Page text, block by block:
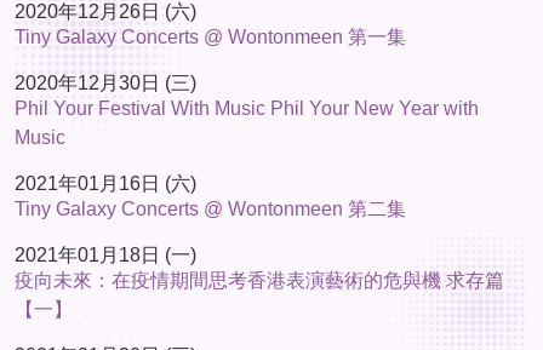
2020年12月26日 (六)
Tiny Galaxy Concerts @ Wontonmeen 第一集
2020年12月30日 (三)
Phil Your Festival With Music Phil Your New Year with
Music
2021年01月16日 (六)
Tiny Galaxy Concerts @ Wontonmeen 第二集
2021年01月18日 (一)
疫向未來：在疫情期間思考香港表演藝術的危與機 求存篇
【一】